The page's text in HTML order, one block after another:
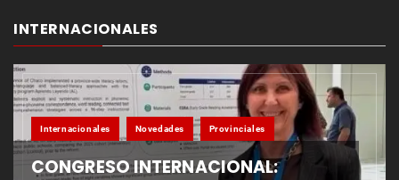
INTERNACIONALES
Internacionales Novedades Provinciales
CONGRESO INTERNACIONAL: